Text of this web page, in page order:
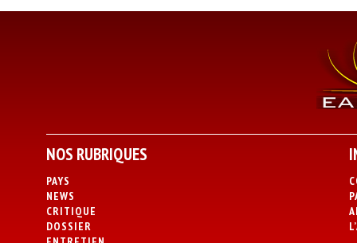
NOS RUBRIQUES
PAYS
NEWS
CRITIQUE
DOSSIER